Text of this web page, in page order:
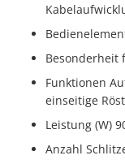
Besonderheit
Funktionen
einseitige
Leistung (W)
Anzahl